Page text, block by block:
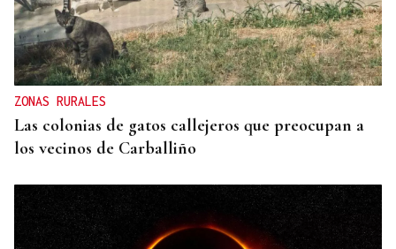
24 EQUIPOS
Todo listo para el Torneo 3x3 de Xinzo de Limia
ZONAS RURALES
Las colonias de gatos callejeros que preocupan a
los vecinos de Carballiño